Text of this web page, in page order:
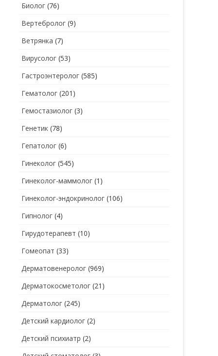
ЭНДОКРИНОЛОГ
Биолог (76)
Вертебролог (9)
Ветрянка (7)
Вирусолог (53)
Гастроэнтеролог (585)
Гематолог (201)
Гемостазиолог (3)
Генетик (78)
Гепатолог (6)
Гинеколог (545)
Гинеколог-маммолог (1)
Гинеколог-эндокринолог (106)
Гипнолог (4)
Гирудотерапевт (10)
Гомеопат (33)
Дерматовенеролог (969)
Дерматокосметолог (21)
Дерматолог (245)
Детский кардиолог (2)
Детский психиатр (2)